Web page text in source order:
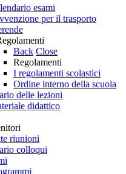
esami
per il trasporto
Back Close
Regolamenti
I regolamenti scolastici
Ordine interno della scuola
delle lezioni
didattico
riunioni
colloqui